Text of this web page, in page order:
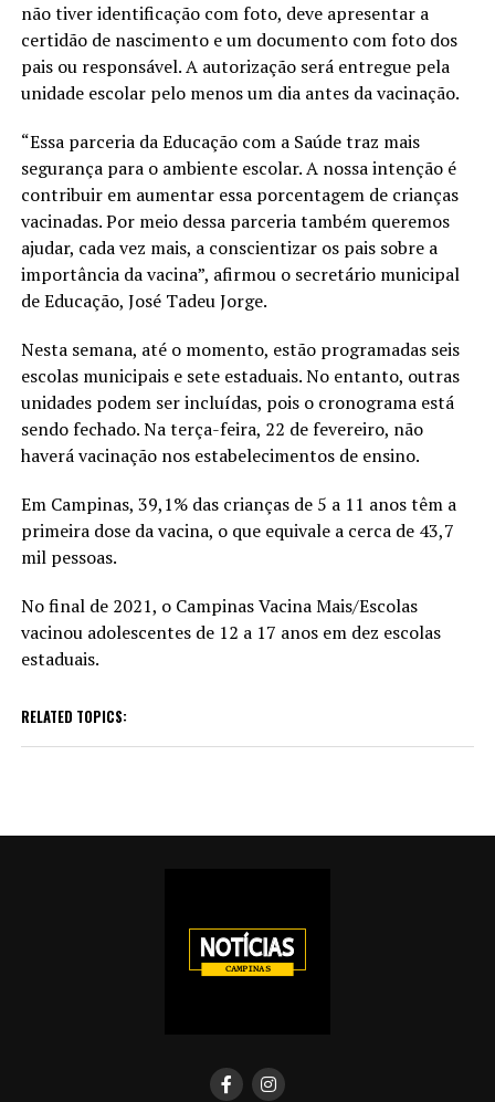
não tiver identificação com foto, deve apresentar a
certidão de nascimento e um documento com foto dos
pais ou responsável. A autorização será entregue pela
unidade escolar pelo menos um dia antes da vacinação.
“Essa parceria da Educação com a Saúde traz mais
segurança para o ambiente escolar. A nossa intenção é
contribuir em aumentar essa porcentagem de crianças
vacinadas. Por meio dessa parceria também queremos
ajudar, cada vez mais, a conscientizar os pais sobre a
importância da vacina”, afirmou o secretário municipal
de Educação, José Tadeu Jorge.
Nesta semana, até o momento, estão programadas seis
escolas municipais e sete estaduais. No entanto, outras
unidades podem ser incluídas, pois o cronograma está
sendo fechado. Na terça-feira, 22 de fevereiro, não
haverá vacinação nos estabelecimentos de ensino.
Em Campinas, 39,1% das crianças de 5 a 11 anos têm a
primeira dose da vacina, o que equivale a cerca de 43,7
mil pessoas.
No final de 2021, o Campinas Vacina Mais/Escolas
vacinou adolescentes de 12 a 17 anos em dez escolas
estaduais.
RELATED TOPICS: